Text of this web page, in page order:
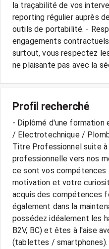
la traçabilité de vos
reporting régulier auprès
outils de portabilité. -
engagements
surtout, vous respectez
ne plaisante pas avec la
Profil recherché
- Diplômé d'une formation
/ Electrotechnique /
Titre Professionnel suite à
professionnelle vers nos
ce sont vos compétences
motivation et votre
acquis des compétences
également dans la
possédez idéalement les
B2V, BC) et êtes à l'aise
(tablettes / smartphones).